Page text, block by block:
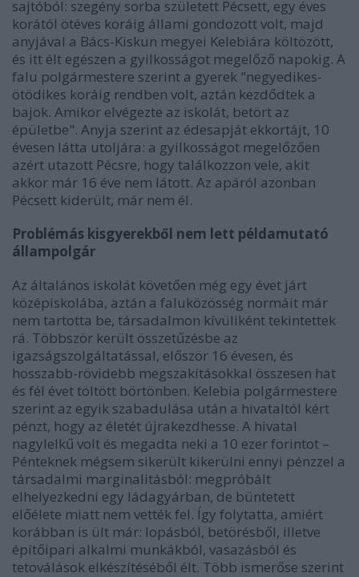
sajtóból: szegény sorba született Pécsett, egy éves
korától ötéves koráig állami gondozott volt, majd
anyjával a Bács-Kiskun megyei Kelebiára költözött,
és itt élt egészen a gyilkosságot megelőző napokig. A
falu polgármestere szerint a gyerek "negyedikes-
ötödikes koráig rendben volt, aztán kezdődtek a
bajok. Amikor elvégezte az iskolát, betört az
épületbe". Anyja szerint az édesapját ekkortájt, 10
évesen látta utoljára: a gyilkosságot megelőzően
azért utazott Pécsre, hogy találkozzon vele, akit
akkor már 16 éve nem látott. Az apáról azonban
Pécsett kiderült, már nem él.
Problémás kisgyerekből nem lett példamutató
állampolgár
Az általános iskolát követően még egy évet járt
középiskolába, aztán a faluközösség normáit már
nem tartotta be, társadalmon kívüliként tekintettek
rá. Többször került összetűzésbe az
igazságszolgáltatással, először 16 évesen, és
hosszabb-rövidebb megszakításokkal összesen hat
és fél évet töltött börtönben. Kelebia polgármestere
szerint az egyik szabadulása után a hivataltól kért
pénzt, hogy az életét újrakezdhesse. A hivatal
nagylelkű volt és megadta neki a 10 ezer forintot –
Pénteknek mégsem sikerült kikerülni ennyi pénzzel a
társadalmi marginalitásból: megpróbált
elhelyezkedni egy ládagyárban, de büntetett
előélete miatt nem vették fel. Így folytatta, amiért
korábban is ült már: lopásból, betörésből, illetve
építőipari alkalmi munkákból, vasazásból és
tetoválások elkészítéséből élt. Több ismerőse szerint